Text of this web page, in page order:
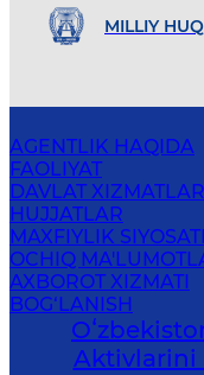
MILLIY
AGENTLIK HAQIDA
FAOLIYAT
DAVLAT XIZMATLARI
HUJJATLAR
MAXFIYLIK SIYOSATI
OCHIQ
AXBOROT XIZMATI
BOG‘LANISH
Aktivlarini